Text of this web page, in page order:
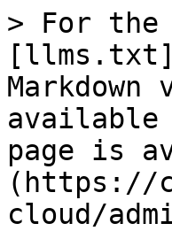
> For the
available
page is
(https://
cloud/